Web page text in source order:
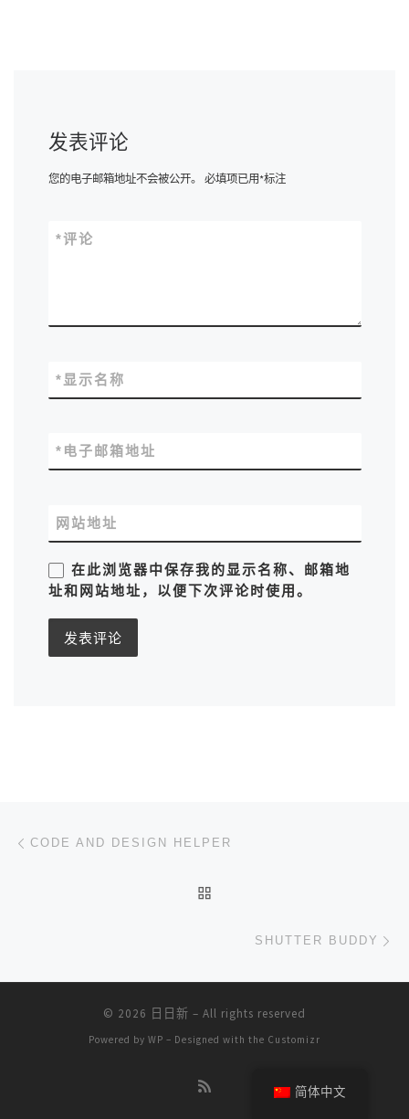
发表评论
您的电子邮箱地址不会被公开。 必填项已用*标注
评论
*
显示名称
*
电子邮箱地址
*
网站地址
在此浏览器中保存我的显示名称、邮箱地
址和网站地址，以便下次评论时使用。
文章导航
CODE AND DESIGN HELPER
SHUTTER BUDDY
© 2026 日日新 – All rights reserved
Powered by WP – Designed with the Customizr
简体中文